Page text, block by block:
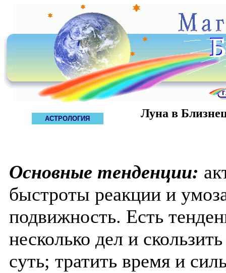
АСТРОЛОГИЯ Луна в
Основные тенденции:
быстроты реакции и
подвижность. Есть
несколько дел и
суть; тратить время и